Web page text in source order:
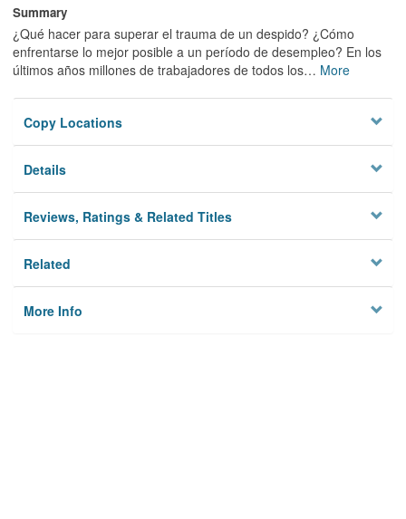
Summary
¿Qué hacer para superar el trauma de un despido? ¿Cómo
enfrentarse lo mejor posible a un período de desempleo? En los
últimos años millones de trabajadores de todos los… More
Copy Locations
Details
Reviews, Ratings & Related Titles
Related
More Info